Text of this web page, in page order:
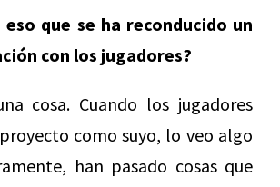
eso que se ha reconducido un
con los jugadores?
cosa. Cuando los jugadores
como suyo, lo veo algo
han pasado cosas que